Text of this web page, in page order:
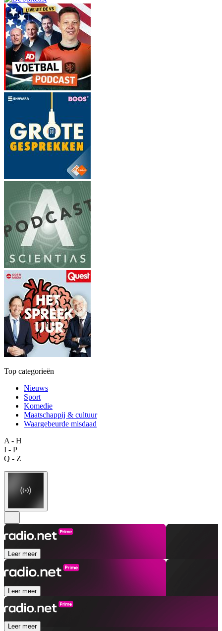
Top categorieën
Nieuws
Sport
Komedie
Maatschappij & cultuur
Waargebeurde misdaad
A - H
I - P
Q - Z
Leer meer
Leer meer
Leer meer